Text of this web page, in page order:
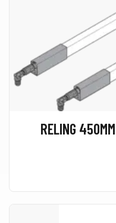
RELING